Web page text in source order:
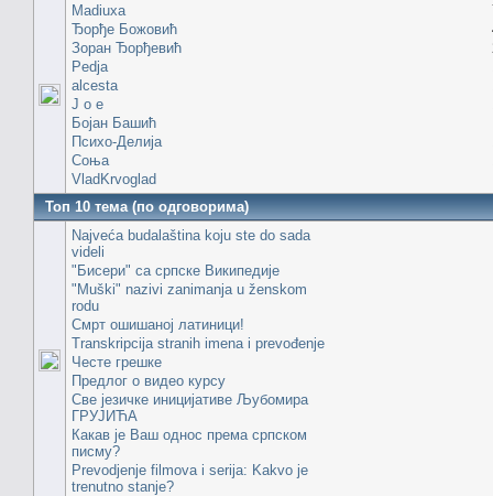
Madiuxa
Ђорђе Божовић
Зоран Ђорђевић
Pedja
alcesta
J o e
Бојан Башић
Психо-Делија
Соња
VladKrvoglad
Топ 10 тема (по одговорима)
Najveća budalaština koju ste do sada
videli
"Бисери" са српске Википедије
"Muški" nazivi zanimanja u ženskom
rodu
Смрт ошишаној латиници!
Transkripcija stranih imena i prevođenje
Честе грешке
Предлог о видео курсу
Све језичке иницијативе Љубомира
ГРУЈИЋА
Какав је Ваш однос према српском
писму?
Prevodjenje filmova i serija: Kakvo je
trenutno stanje?